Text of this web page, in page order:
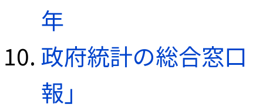
年
政府統計の総合窓口
報」